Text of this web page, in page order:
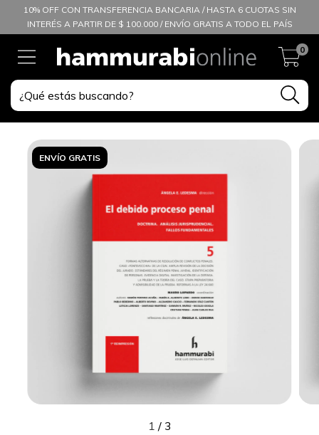
10% OFF CON TRANSFERENCIA BANCARIA / HASTA 6 CUOTAS SIN
INTERÉS A PARTIR DE $ 100.000 / ENVÍO GRATIS A TODO EL PAÍS
0
ENVÍO GRATIS
1 / 3